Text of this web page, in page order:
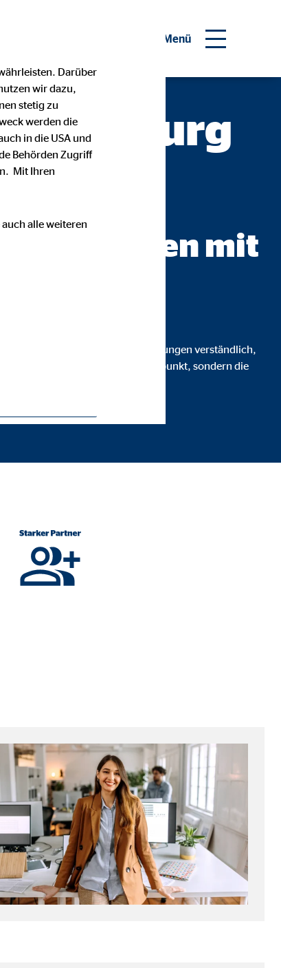
Menü
Hamburg
AG
mit
dabei, finanzielle Entscheidungen verständlich,
für uns nicht Produkte im Mittelpunkt, sondern die
Darüber
wir dazu,
stetig zu
werden die
in die USA und
Behörden Zugriff
Mit Ihren
alle weiteren